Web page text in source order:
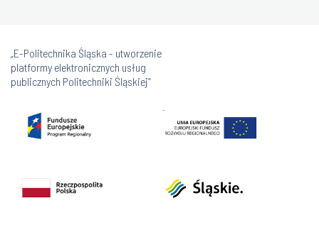
„E-Politechnika Śląska - utworzenie
platformy elektronicznych usług
publicznych Politechniki Śląskiej”